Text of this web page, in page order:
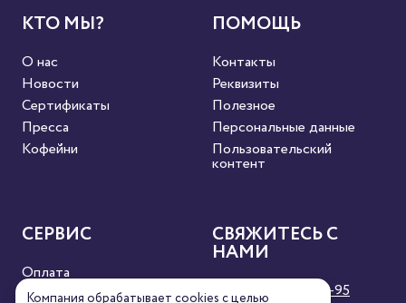
КТО МЫ?
О нас
Новости
Сертификаты
Пресса
Кофейни
ПОМОЩЬ
Контакты
Реквизиты
Полезное
Персональные данные
Пользовательский
контент
СЕРВИС
Оплата
Доставка
СВЯЖИТЕСЬ С
НАМИ
8 (800) 333-63-95
Компания обрабатывает cookies с целью